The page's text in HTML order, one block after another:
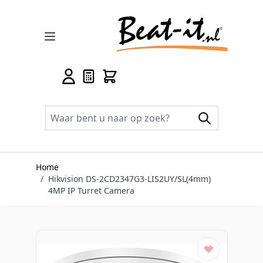
Home
/ Hikvision DS-2CD2347G3-LIS2UY/SL(4mm)
4MP IP Turret Camera